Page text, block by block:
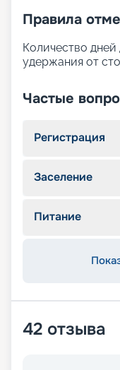
Правила
Количество
удержания от
Частые
Регистрация
Заселение
Питание
42 отзыва